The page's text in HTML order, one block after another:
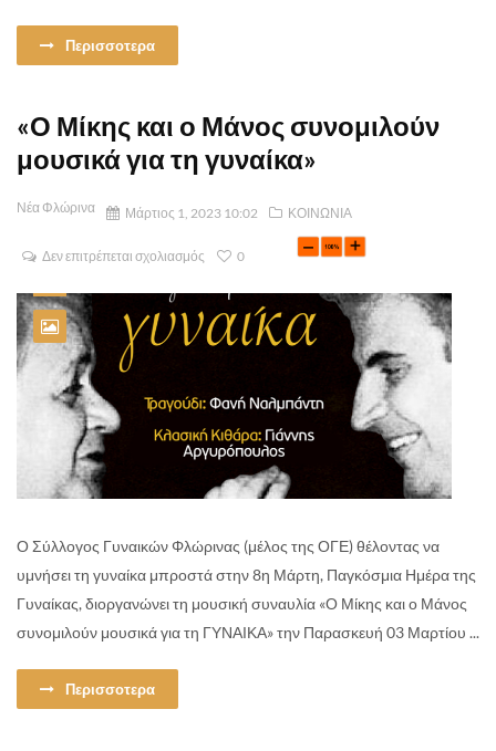
Περισσοτερα
«Ο Μίκης και ο Μάνος συνομιλούν
μουσικά για τη γυναίκα»
Νέα Φλώρινα Μάρτιος 1, 2023 10:02 ΚΟΙΝΩΝΙΑ
Δεν επιτρέπεται σχολιασμός 0
Ο Σύλλογος Γυναικών Φλώρινας (μέλος της ΟΓΕ) θέλοντας να
υμνήσει τη γυναίκα μπροστά στην 8η Μάρτη, Παγκόσμια Ημέρα της
Γυναίκας, διοργανώνει τη μουσική συναυλία «Ο Μίκης και ο Μάνος
συνομιλούν μουσικά για τη ΓΥΝΑΙΚΑ» την Παρασκευή 03 Μαρτίου ...
Περισσοτερα